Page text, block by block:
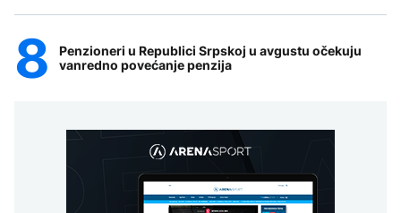
Penzioneri u Republici Srpskoj u avgustu očekuju
vanredno povećanje penzija